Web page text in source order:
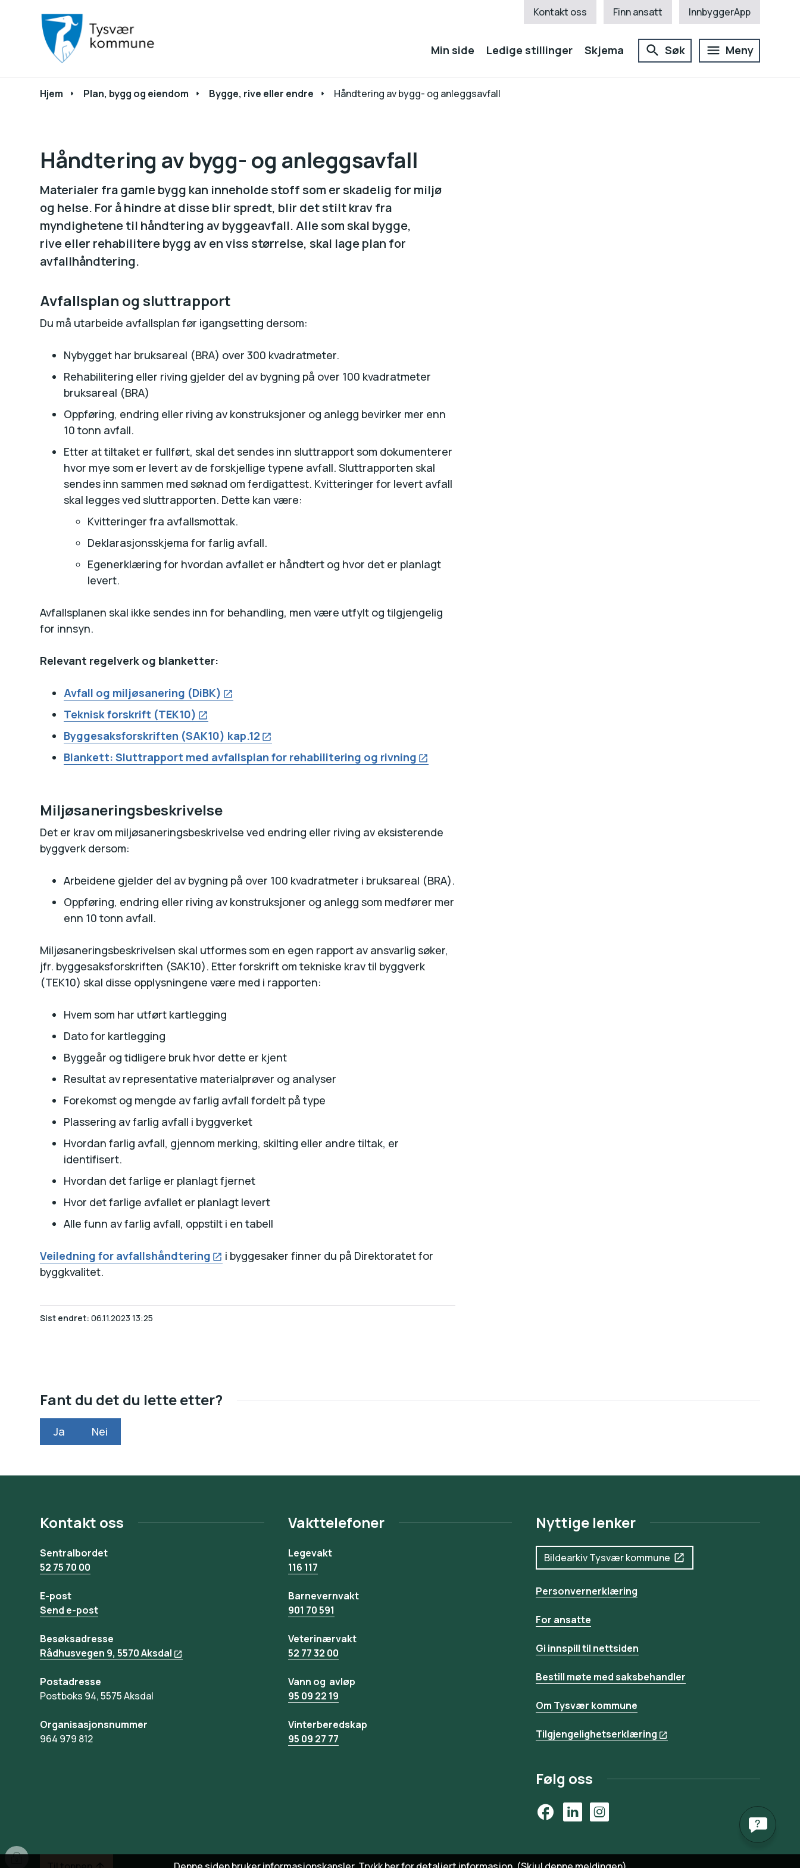
Kontakt oss Finn ansatt InnbyggerApp
Min side Ledige stillinger Skjema Søk Meny
Du er her:
Hjem Plan, bygg og eiendom Bygge, rive eller endre Håndtering av bygg- og anleggsavfall
Håndtering av bygg- og anleggsavfall
Materialer fra gamle bygg kan inneholde stoff som er skadelig for miljø
og helse. For å hindre at disse blir spredt, blir det stilt krav fra
myndighetene til håndtering av byggeavfall. Alle som skal bygge,
rive eller rehabilitere bygg av en viss størrelse, skal lage plan for
avfallhåndtering.
Avfallsplan og sluttrapport
Du må utarbeide avfallsplan før igangsetting dersom:
Nybygget har bruksareal (BRA) over 300 kvadratmeter.
Rehabilitering eller riving gjelder del av bygning på over 100 kvadratmeter
bruksareal (BRA)
Oppføring, endring eller riving av konstruksjoner og anlegg bevirker mer enn
10 tonn avfall.
Etter at tiltaket er fullført, skal det sendes inn sluttrapport som dokumenterer
hvor mye som er levert av de forskjellige typene avfall. Sluttrapporten skal
sendes inn sammen med søknad om ferdigattest. Kvitteringer for levert avfall
skal legges ved sluttrapporten. Dette kan være:
Kvitteringer fra avfallsmottak.
Deklarasjonsskjema for farlig avfall.
Egenerklæring for hvordan avfallet er håndtert og hvor det er planlagt
levert.
Avfallsplanen skal ikke sendes inn for behandling, men være utfylt og tilgjengelig
for innsyn.
Relevant regelverk og blanketter:
Avfall og miljøsanering (DiBK)
Teknisk forskrift (TEK10)
Byggesaksforskriften (SAK10) kap.12
Blankett: Sluttrapport med avfallsplan for rehabilitering og rivning
Miljøsaneringsbeskrivelse
Det er krav om miljøsaneringsbeskrivelse ved endring eller riving av eksisterende
byggverk dersom:
Arbeidene gjelder del av bygning på over 100 kvadratmeter i bruksareal (BRA).
Oppføring, endring eller riving av konstruksjoner og anlegg som medfører mer
enn 10 tonn avfall.
Miljøsaneringsbeskrivelsen skal utformes som en egen rapport av ansvarlig søker,
jfr. byggesaksforskriften (SAK10). Etter forskrift om tekniske krav til byggverk
(TEK10) skal disse opplysningene være med i rapporten:
Hvem som har utført kartlegging
Dato for kartlegging
Byggeår og tidligere bruk hvor dette er kjent
Resultat av representative materialprøver og analyser
Forekomst og mengde av farlig avfall fordelt på type
Plassering av farlig avfall i byggverket
Hvordan farlig avfall, gjennom merking, skilting eller andre tiltak, er
identifisert.
Hvordan det farlige er planlagt fjernet
Hvor det farlige avfallet er planlagt levert
Alle funn av farlig avfall, oppstilt i en tabell
Veiledning for avfallshåndtering
i byggesaker finner du på Direktoratet for
byggkvalitet.
Sist endret 06.11.2023 13:25
Fant du det du lette etter?
Ja Nei
Kontakt oss
Sentralbordet
52 75 70 00
E-post
Send e-post
Besøksadresse
Rådhusvegen 9, 5570 Aksdal
Postadresse
Postboks 94, 5575 Aksdal
Organisasjonsnummer
964 979 812
Vakttelefoner
Legevakt
116 117
Barnevernvakt
901 70 591
Veterinærvakt
52 77 32 00
Vann og avløp
95 09 22 19
Vinterberedskap
95 09 27 77
Nyttige lenker
Bildearkiv Tysvær kommune
Personvernerklæring
For ansatte
Gi innspill til nettsiden
Bestill møte med saksbehandler
Om Tysvær kommune
Tilgjengelighetserklæring
Følg oss
FacebookLinkedInInstagram